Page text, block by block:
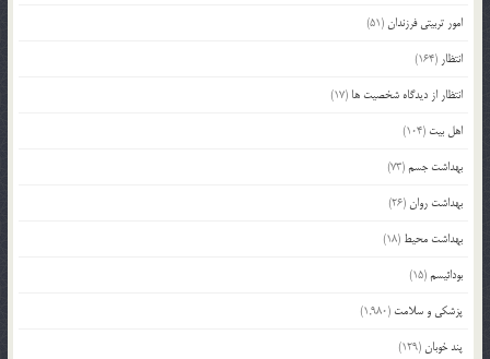
امور تربیتی فرزندان(51)
انتظار (164)
انتظار از دیدگاه شخصیت ها (17)
اهل بیت (104)
بهداشت جسم(73)
بهداشت روان(26)
بهداشت محیط (18)
بودائیسم(15)
پزشکی و سلامت (1,980)
پند خوبان(129)